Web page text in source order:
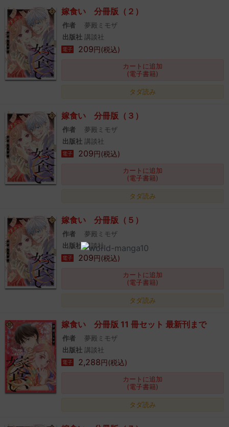
嫁食い 分冊版（２）
作者
夢殿ミモザ
出版社 講談社
電子 209円(税込)
カートに追加
(電子書籍)
タダ読み
嫁食い 分冊版（３）
作者
夢殿ミモザ
出版社 講談社
電子 209円(税込)
カートに追加
(電子書籍)
タダ読み
嫁食い 分冊版（５）
作者
夢殿ミモザ
出版社 講談社
電子 209円(税込)
カートに追加
(電子書籍)
タダ読み
嫁食い 分冊版 11 冊セット 最新刊まで
作者
夢殿ミモザ
出版社 講談社
電子 2,288円(税込)
カートに追加
(電子書籍)
タダ読み